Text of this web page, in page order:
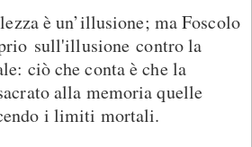
è un’illusione; ma Foscolo
sull'illusione contro la
ciò che conta è che la
alla memoria quelle
i limiti mortali.